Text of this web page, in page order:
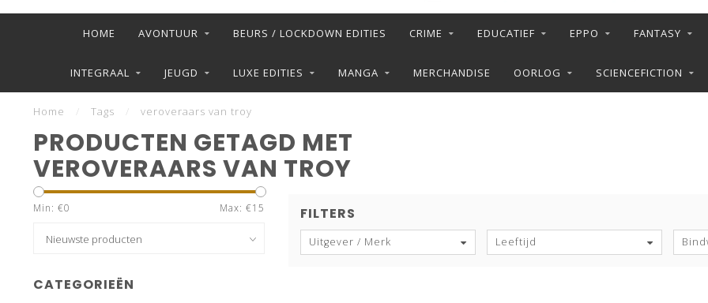
HOME AVONTUUR BEURS / LOCKDOWN EDITIES CRIME EDUCATIEF EPPO FANTASY
INTEGRAAL JEUGD LUXE EDITIES MANGA MERCHANDISE OORLOG SCIENCEFICTION
Home Tags veroveraars van troy
PRODUCTEN GETAGD MET
VEROVERAARS VAN TROY
Min: €0 Max: €15
CATEGORIEËN
FILTERS
Uitgever / Merk Leeftijd